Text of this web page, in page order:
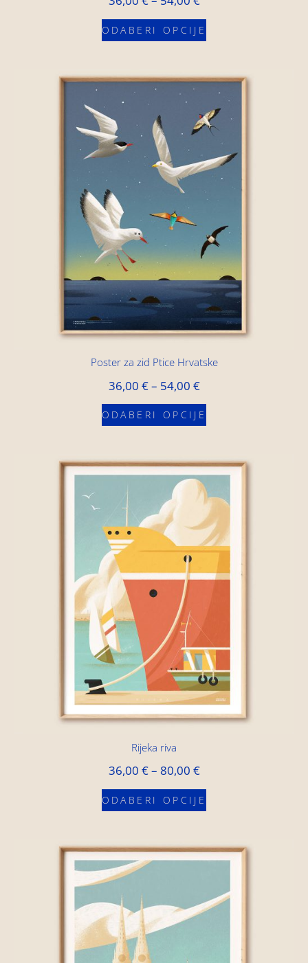
ODABERI OPCIJE
Poster za zid Ptice Hrvatske
36,00 €– 54,00 €
ODABERI OPCIJE
Rijeka riva
36,00 €– 80,00 €
ODABERI OPCIJE